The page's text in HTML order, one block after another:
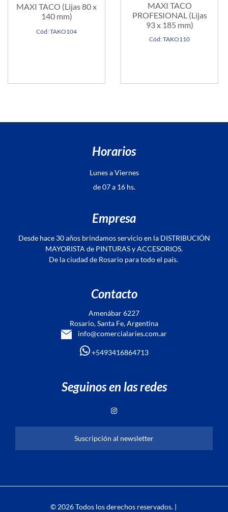
MAXI TACO (Lijas 80 x
140 mm)
Cód: TAKO104
MAXI TACO
PROFESIONAL (Lijas
93 x 185 mm)
Cód: TAKO110
Horarios
Lunes a Viernes
de 07 a 16 hs.
Empresa
Desde hace 30 años brindamos servicio en la DISTRIBUCIÓN
MAYORISTA de PINTURAS y ACCESORIOS.
De la ciudad de Rosario para todo el país.
Contacto
Amenábar 6227
Rosario, Santa Fe, Argentina
info@comercialaries.com.ar
+5493416864713
Seguinos en las redes
Suscripción al newsletter
© 2026 Todos los derechos reservados. |